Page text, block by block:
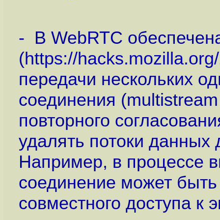
- В WebRTC
(https://
передачи нескольких
соединения
повторного
удалять потоки данных
Например, в процессе
соединение может
совместного доступа к